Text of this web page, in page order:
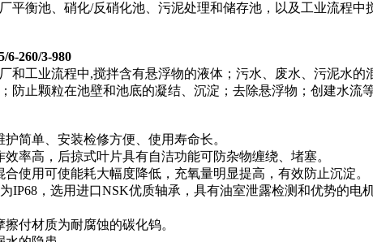
平衡池、硝化/反硝化池、污泥处理和储存池，以及工业流程中
6-260/3-980
和工业流程中,搅拌含有悬浮物的液体；污水、废水、污泥水的
防止颗粒在池壁和池底的凝结、沉淀；去除悬浮物；创建水流等
简单、安装检修方便、使用寿命长。
率高，后掠式叶片具有自洁功能可防杂物缠绕、堵塞。
使用可使能耗大幅度降低，充氧量明显提高，有效防止沉淀。
IP68，选用进口NSK优质轴承，具有油室泄露检测和优势的电
付材质为耐腐蚀的碳化钨。